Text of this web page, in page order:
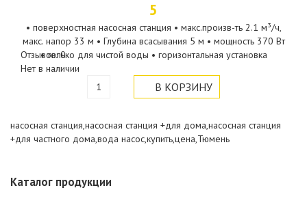
5
• поверхностная насосная станция • макс.произв-ть 2.1 м³/ч,
макс. напор 33 м • Глубина всасывания 5 м • мощность 370 Вт
• только для чистой воды • горизонтальная установка
Отзывов: 0
Нет в наличии
насосная станция,насосная станция +для дома,насосная станция
+для частного дома,вода насос,купить,цена,Тюмень
Каталог продукции